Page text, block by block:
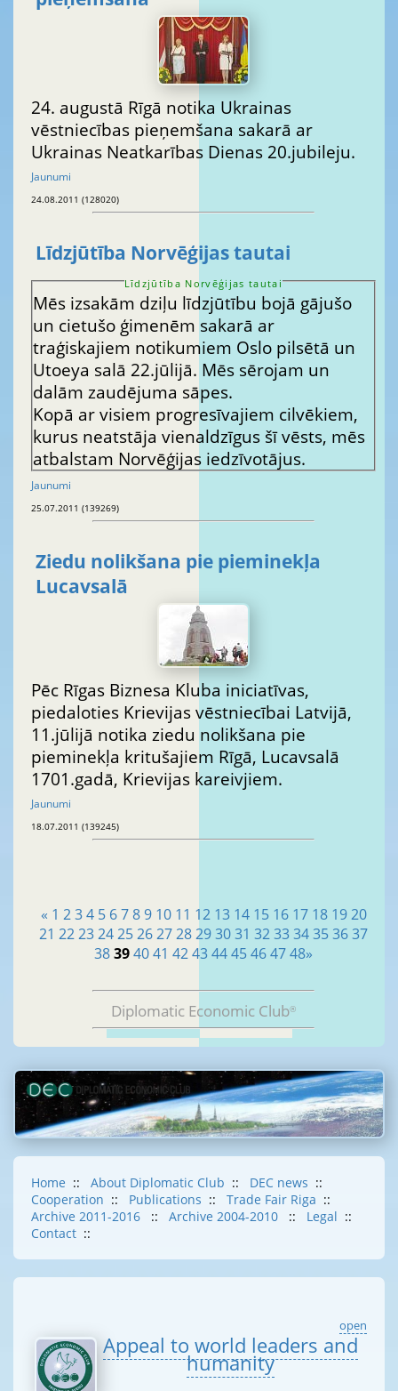
24. augustā Rīgā notika Ukrainas
vēstniecības pieņemšana sakarā ar
Ukrainas Neatkarības Dienas 20.jubileju.
Jaunumi
24.08.2011 (128020)
Līdzjūtība Norvēģijas tautai
Līdzjūtība Norvēģijas tautai
Mēs izsakām dziļu līdzjūtību bojā gājušo
un cietušo ģimenēm sakarā ar
traģiskajiem notikumiem Oslo pilsētā un
Utoeya salā 22.jūlijā. Mēs sērojam un
dalām zaudējuma sāpes.
Kopā ar visiem progresīvajiem cilvēkiem,
kurus neatstāja vienaldzīgus šī vēsts, mēs
atbalstam Norvēģijas iedzīvotājus.
Jaunumi
25.07.2011 (139269)
Ziedu nolikšana pie pieminekļa
Lucavsalā
Pēc Rīgas Biznesa Kluba iniciatīvas,
piedaloties Krievijas vēstniecībai Latvijā,
11.jūlijā notika ziedu nolikšana pie
pieminekļa kritušajiem Rīgā, Lucavsalā
1701.gadā, Krievijas kareivjiem.
Jaunumi
18.07.2011 (139245)
« 1 2 3 4 5 6 7 8 9 10 11 12 13 14 15 16 17 18 19 20
21 22232425262728293031 323334353637
38394041 42434445464748»
Diplomatic Economic Club®
Home :: About Diplomatic Club :: DEC news ::
Cooperation :: Publications :: Trade Fair Riga ::
Archive 2011-2016
:: Archive 2004-2010 :: Legal ::
Contact ::
open
Appeal to world leaders and
humanity